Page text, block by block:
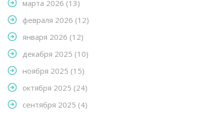
марта 2026 (13)
февраля 2026 (12)
января 2026 (12)
декабря 2025 (10)
ноября 2025 (15)
октября 2025 (24)
сентября 2025 (4)